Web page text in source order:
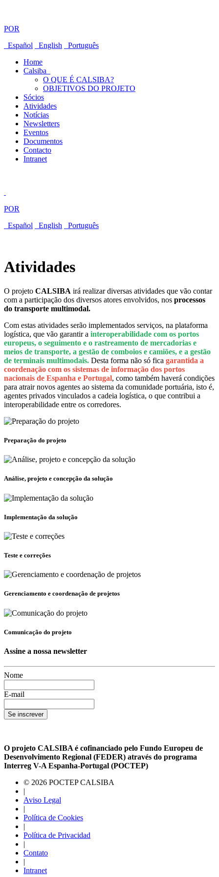
POR
Español
English
Português
Home
Calsiba
O QUE É CALSIBA?
OBJETIVOS DO PROJETO
Sócios
Atividades
Notícias
Newsletters
Eventos
Documentos
Contacto
Intranet
POR
Español
English Português
Atividades
O projeto CALSIBA irá realizar diversas atividades que vão contar
com a participação dos diversos atores envolvidos, nos processos
do transporte multimodal.
Com estas atividades serão implementados serviços, na plataforma
logística, que vão garantir a interoperabilidade com os portos
europeus, o seguimento e o rastreamento de mercadorias e
meios de transporte, a gestão de comboios e camiões, e a gestão
de terminais multimodais. Desta forma não só fica garantida a
coordenação com os sistemas de informação dos portos
nacionais de Espanha e Portugal, como também haverá condições
para atrair novos agentes ao sistema da comunidade portuária, isto é,
agentes privados vinculados a cadeia logística, o que contribui a
interoperabilidade entre os corredores.
Preparação do projeto
Análise, projeto e concepção da solução
Implementação da solução
Teste e correções
Gerenciamento e coordenação de projetos
Comunicação do projeto
Assine a nossa newsletter
Nome
E-mail
Se inscrever
O projeto CALSIBA é cofinanciado pelo Fundo Europeu de
Desenvolvimento Regional (FEDER) através do programa
Interreg V-A Espanha-Portugal (POCTEP)
© 2026 POCTEP CALSIBA
|
Aviso Legal
|
Política de Cookies
|
Política de Privacidad
|
Contato
|
Intranet